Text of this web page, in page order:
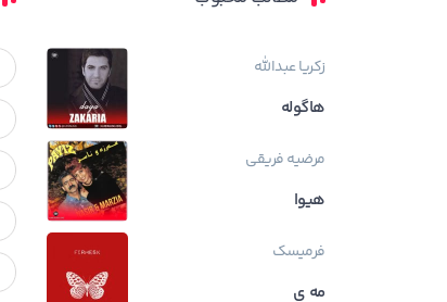
زکریا عبدالله
هاگوله
مرضیه فریقی
هیوا
فرمیسک
مه ی